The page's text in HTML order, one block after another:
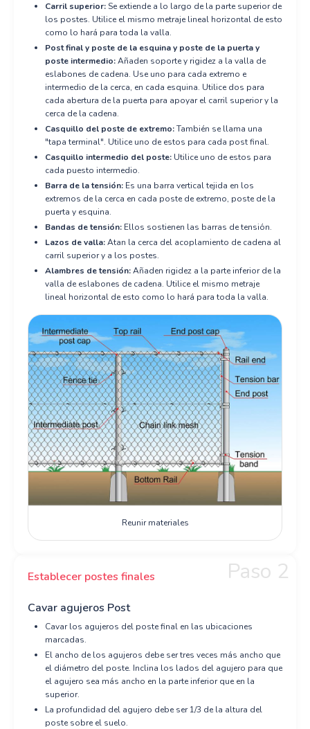
Carril superior:Se extiende a lo largo de la parte superior de
los postes. Utilice el mismo metraje lineal horizontal de esto
como lo hará para toda la valla.
Post final y poste de la esquina y poste de la puerta y
poste intermedio:Añaden soporte y rigidez a la valla de
eslabones de cadena. Use uno para cada extremo e
intermedio de la cerca, en cada esquina. Utilice dos para
cada abertura de la puerta para apoyar el carril superior y la
cerca de la cadena.
Casquillo del poste de extremo:También se llama una
"tapa terminal". Utilice uno de estos para cada post final.
Casquillo intermedio del poste: Utilice uno de estos para
cada puesto intermedio.
Barra de la tensión: Es una barra vertical tejida en los
extremos de la cerca en cada poste de extremo, poste de la
puerta y esquina.
Bandas de tensión: Ellos sostienen las barras de tensión.
Lazos de valla:Atan la cerca del acoplamiento de cadena al
carril superior y a los postes.
Alambres de tensión:Añaden rigidez a la parte inferior de la
valla de eslabones de cadena. Utilice el mismo metraje
lineal horizontal de esto como lo hará para toda la valla.
Reunir materiales
Paso 2
Establecer postes finales
Cavar agujeros Post
Cavar los agujeros del poste final en las ubicaciones
marcadas.
El ancho de los agujeros debe ser tres veces más ancho que
el diámetro del poste. Inclina los lados del agujero para que
el agujero sea más ancho en la parte inferior que en la
superior.
La profundidad del agujero debe ser 1/3 de la altura del
poste sobre el suelo.